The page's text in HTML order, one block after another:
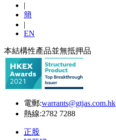
|
簡
|
EN
本結構性產品並無抵押品
電郵:warrants@gtjas.com.hk
熱線:2782 7288
正股